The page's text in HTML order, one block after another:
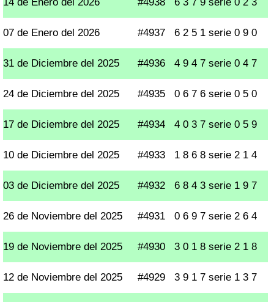
07 de Enero del 2026 #4937 6 2 5 1 serie 0 9 0
31 de Diciembre del 2025 #4936 4 9 4 7 serie 0 4 7
24 de Diciembre del 2025 #4935 0 6 7 6 serie 0 5 0
17 de Diciembre del 2025 #4934 4 0 3 7 serie 0 5 9
10 de Diciembre del 2025 #4933 1 8 6 8 serie 2 1 4
03 de Diciembre del 2025 #4932 6 8 4 3 serie 1 9 7
26 de Noviembre del 2025 #4931 0 6 9 7 serie 2 6 4
19 de Noviembre del 2025 #4930 3 0 1 8 serie 2 1 8
12 de Noviembre del 2025 #4929 3 9 1 7 serie 1 3 7